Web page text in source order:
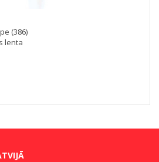
(386)
lenta